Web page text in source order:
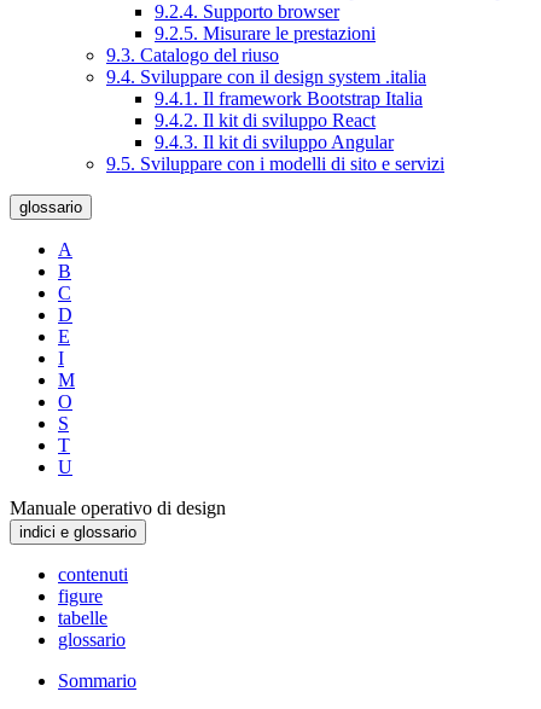
9.2.4. Supporto browser
9.2.5. Misurare le prestazioni
9.3. Catalogo del riuso
9.4. Sviluppare con il design system .italia
9.4.1. Il framework Bootstrap Italia
9.4.2. Il kit di sviluppo React
9.4.3. Il kit di sviluppo Angular
9.5. Sviluppare con i modelli di sito e servizi
glossario
A
B
C
D
E
I
M
O
S
T
U
Manuale operativo di design
indici e glossario
contenuti
figure
tabelle
glossario
Sommario